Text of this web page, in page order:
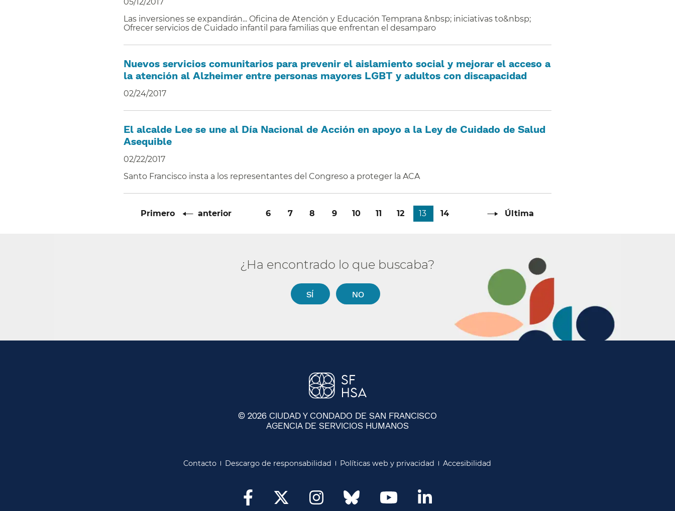
Las inversiones se expandirán... Oficina de Atención y Educación Temprana &nbsp; iniciativas to&nbsp;
Ofrecer servicios de Cuidado infantil para familias que enfrentan el desamparo​​
Nuevos servicios comunitarios para prevenir el aislamiento social y mejorar el acceso a
la atención al Alzheimer entre personas mayores LGBT y adultos con discapacidad​​
02/24/2017
El alcalde Lee se une al Día Nacional de Acción en apoyo a la Ley de Cuidado de Salud
Asequible​​
02/22/2017
Santo Francisco insta a los representantes del Congreso a proteger la ACA​​
Paginación​​
Primera
Primero​​
Página
anterior​​ Página
6​​ Página
7​​ Página
8​​ Página
9​​ Página
10​​ Página
11​​ Página
12​​
Página
actual
13​​ Página
14​​
PáginaÚltima
Última​​
¿Ha encontrado lo que buscaba?​​
SÍ​​ NO​​
© 2026 CIUDAD Y CONDADO DE SAN FRANCISCO
AGENCIA DE SERVICIOS HUMANOS
Contacto​​ Descargo de responsabilidad​​ Políticas web y privacidad​​ Accesibilidad​​